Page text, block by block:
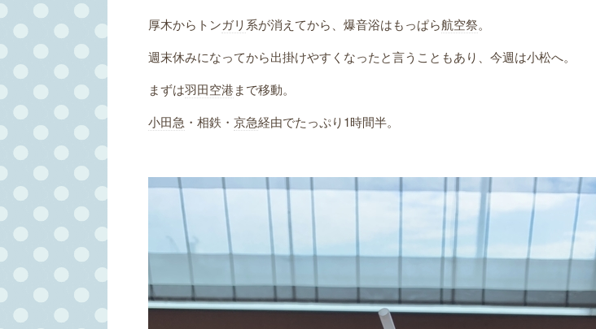
厚木からトンガリ 系が消えてから、爆音浴はもっぱら航空祭。
週末休みになってから出掛けやすくなったと言うこともあり、今週は小松へ。
まずは羽田空港まで移動。
小田急 ・相鉄・ 京急経由でたっぷり1時間半。